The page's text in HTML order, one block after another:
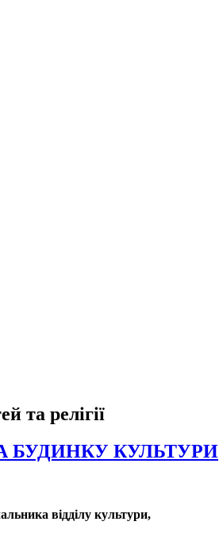
та релігії
БУДИНКУ КУЛЬТУРИ
відділу культури,